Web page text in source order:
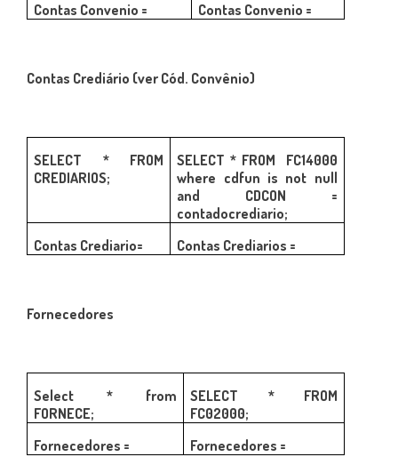
Contas Convenio =
Contas Convenio =
Contas Crediário (ver Cód. Convênio)
SELECT * FROM
CREDIARIOS;
SELECT * FROM FC14000
where cdfun is not null
and CDCON =
contadocrediario;
Contas Crediario=
Contas Crediarios =
Fornecedores
Select * from
FORNECE;
SELECT * FROM
FC02000;
Fornecedores =
Fornecedores =